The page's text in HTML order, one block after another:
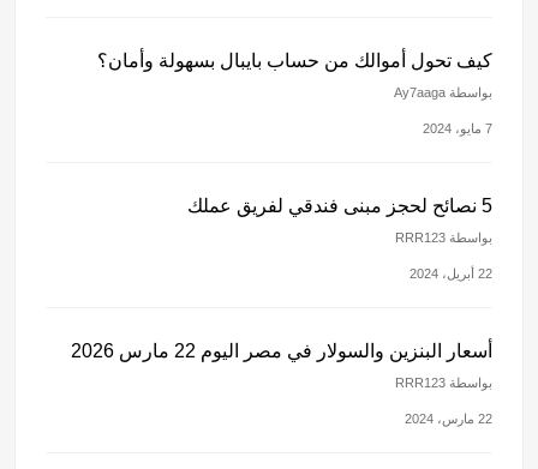
كيف تحول أموالك من حساب بايبال بسهولة وأمان؟
بواسطة Ay7aaga
7 مايو، 2024
5 نصائح لحجز مبنى فندقي لفريق عملك
بواسطة RRR123
22 أبريل، 2024
أسعار البنزين والسولار في مصر اليوم 22 مارس 2026
بواسطة RRR123
22 مارس، 2024